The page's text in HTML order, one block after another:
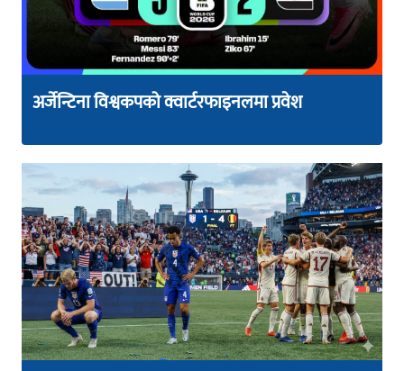
अर्जेन्टिना विश्वकपको क्वार्टरफाइनलमा प्रवेश